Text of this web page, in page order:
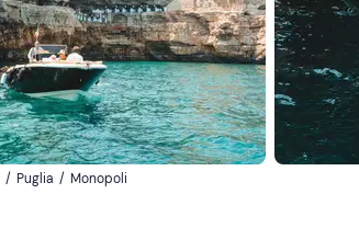
/ Puglia / Monopoli